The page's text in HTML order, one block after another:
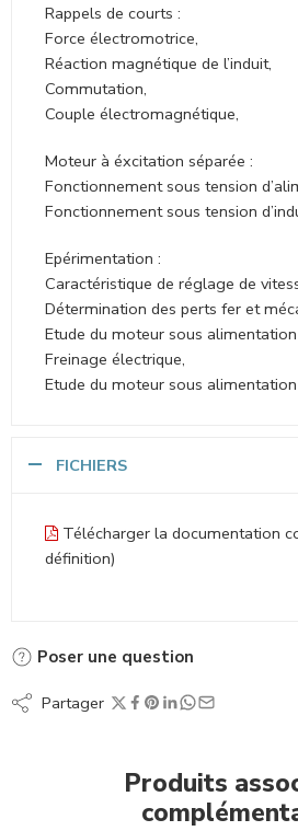
Rappels de courts :
Force électromotrice,
Réaction magnétique de l’induit,
Commutation,
Couple électromagnétique,
Moteur à éxcitation séparée :
Fonctionnement sous tension
Fonctionnement sous tension
Epérimentation :
Caractéristique de réglage de
Détermination des perts fer et
Etude du moteur sous
Freinage électrique,
Etude du moteur sous
FICHIERS
Télécharger la documentation
définition)
Poser une question
Partager
Produits